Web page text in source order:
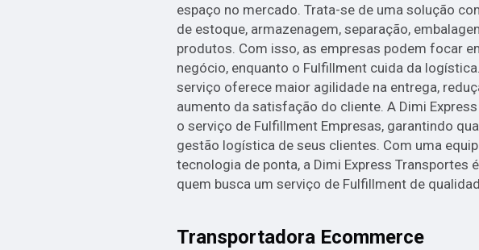
espaço no mercado. Trata-se de uma solução
de estoque, armazenagem, separação,
produtos. Com isso, as empresas podem focar
negócio, enquanto o Fulfillment cuida da
serviço oferece maior agilidade na entrega,
aumento da satisfação do cliente. A Dimi
o serviço de Fulfillment Empresas, garantindo
gestão logística de seus clientes. Com uma
tecnologia de ponta, a Dimi Express Transportes
quem busca um serviço de Fulfillment de
Transportadora Ecommerce